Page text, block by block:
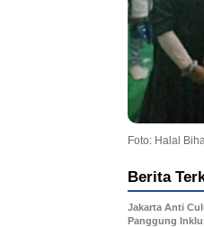
Foto: Halal
Berita
Jakarta Anti
Panggung